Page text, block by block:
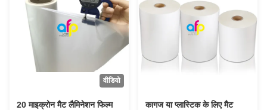
high-quality roll laminating film
using 8 high...
वीडियो
20 माइक्रोन मैट लैमिनेशन फिल्म
कागज या प्लास्टिक के लिए मैट